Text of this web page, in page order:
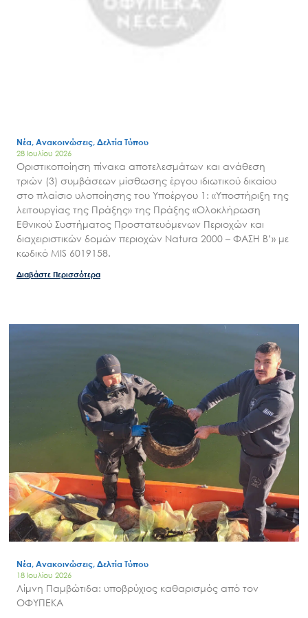
Νέα, Ανακοινώσεις, Δελτία Τύπου
28 Ιουλίου 2026
Οριστικοποίηση πίνακα αποτελεσμάτων και ανάθεση
τριών (3) συμβάσεων μίσθωσης έργου ιδιωτικού δικαίου
στο πλαίσιο υλοποίησης του Υποέργου 1: «Υποστήριξη της
λειτουργίας της Πράξης» της Πράξης «Ολοκλήρωση
Εθνικού Συστήματος Προστατευόμενων Περιοχών και
διαχειριστικών δομών περιοχών Natura 2000 – ΦΑΣΗ Β’» με
κωδικό MIS 6019158.
Διαβάστε Περισσότερα
Νέα, Ανακοινώσεις, Δελτία Τύπου
18 Ιουλίου 2026
Λίμνη Παμβώτιδα: υποβρύχιος καθαρισμός από τον
ΟΦΥΠΕΚΑ